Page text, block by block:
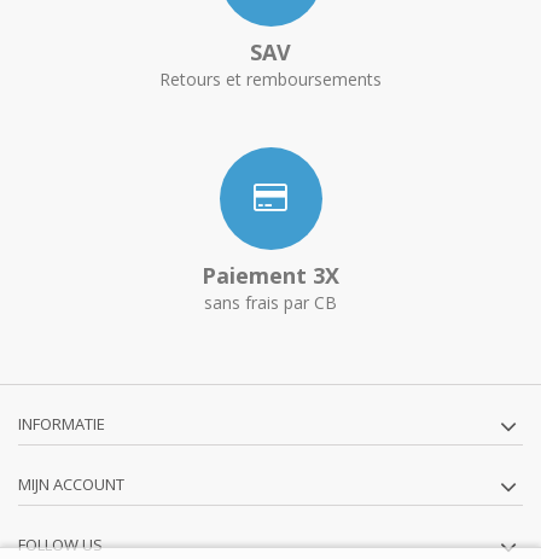
SAV
Retours et remboursements
Paiement 3X
sans frais par CB
INFORMATIE
MIJN ACCOUNT
FOLLOW US